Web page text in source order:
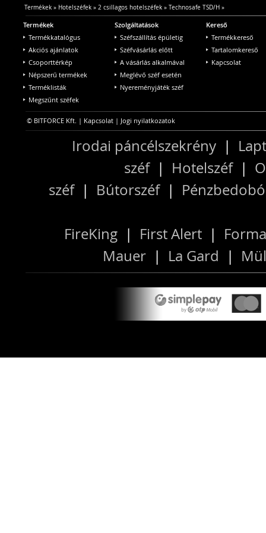
Termékek» Hotelszéfek» 2 csillagos hotelszéfek» Technosafe TSD/H»
Termékek
Termékkatalógus
Akciós ajánlatok
Csoporttérkép
Népszerű termékek
Terméklisták
Megszűnt széfek
Szolgáltatások
Széfszállítás épületig
Széfvásárlás előtt
A vásárlás alkalmával
Meglévő széf esetén
Nyereményjáték széf
Kereső
Termékkereső
Tartalomkereső
Kapcsolat
© BITFORCE Kft. | Kapcsolat | Jogi nyilatkozatok
Irodai páncélszekrény |
széf| Hotelszéf|
széf| Bútorszéf|
FireKing | First Alert |
Mauer | La Gard |